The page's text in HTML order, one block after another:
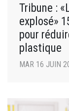
Tribune :
explosé»
pour
plastique
MAR 16 JUIN